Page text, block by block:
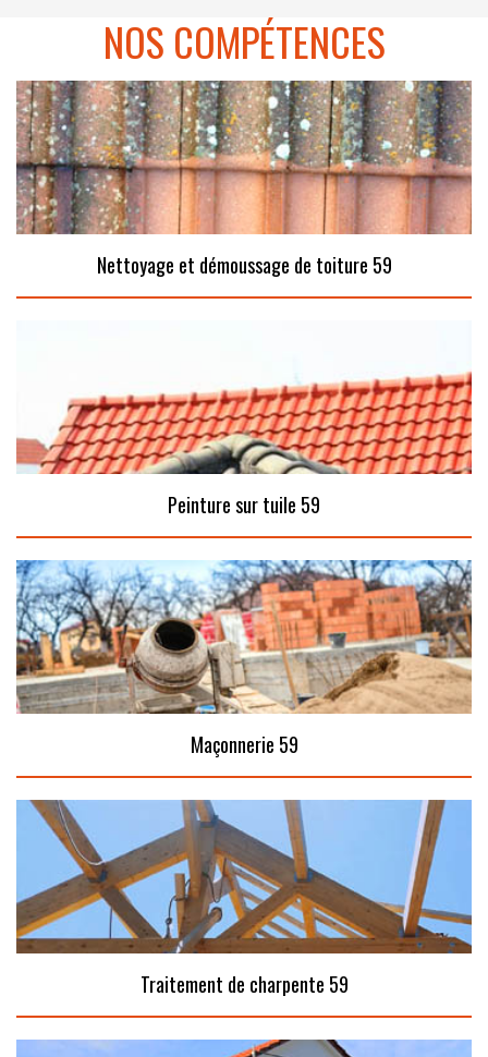
NOS COMPÉTENCES
Nettoyage et démoussage de toiture 59
Peinture sur tuile 59
Maçonnerie 59
Traitement de charpente 59